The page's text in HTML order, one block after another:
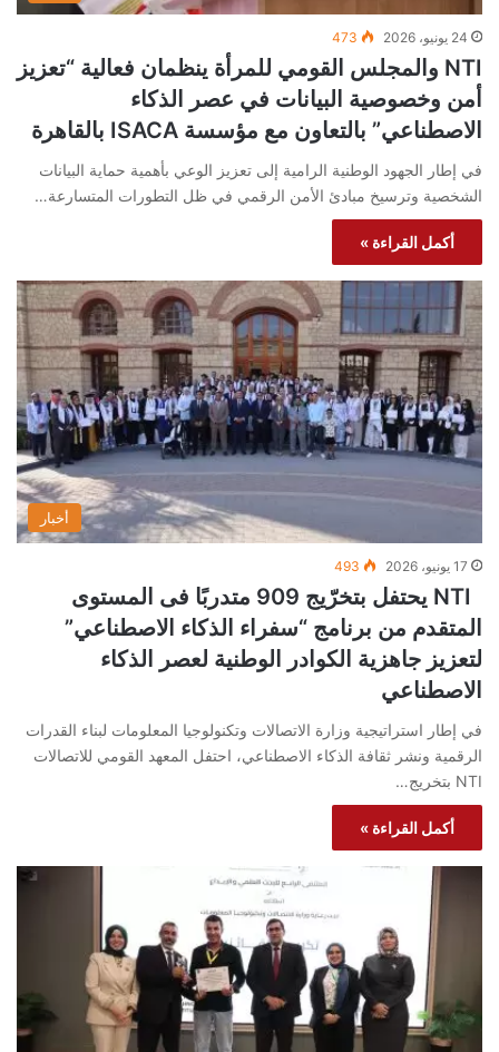
24 يونيو، 2026 473
NTI والمجلس القومي للمرأة ينظمان فعالية “تعزيز
أمن وخصوصية البيانات في عصر الذكاء
الاصطناعي” بالتعاون مع مؤسسة ISACA بالقاهرة
في إطار الجهود الوطنية الرامية إلى تعزيز الوعي بأهمية حماية البيانات
الشخصية وترسيخ مبادئ الأمن الرقمي في ظل التطورات المتسارعة…
أكمل القراءة »
أخبار
17 يونيو، 2026 493
NTI يحتفل بتخرّيج 909 متدربًا فى المستوى
المتقدم من برنامج “سفراء الذكاء الاصطناعي”
لتعزيز جاهزية الكوادر الوطنية لعصر الذكاء
الاصطناعي
في إطار استراتيجية وزارة الاتصالات وتكنولوجيا المعلومات لبناء القدرات
الرقمية ونشر ثقافة الذكاء الاصطناعي، احتفل المعهد القومي للاتصالات
NTI بتخريج…
أكمل القراءة »